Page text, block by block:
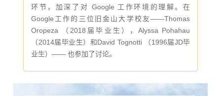
环节，加深了对 Google 工作环境的理解。在
Google工作的三位旧金山大学校友——Thomas
Oropeza （2018届毕业生），Alyssa Pohahau
（2014届毕业生）和David Tognotti （1996届JD毕
业生）—— 也参加了讨论。